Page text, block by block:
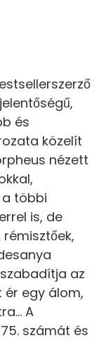
és
közelít
nézett
többi
is, de
az
ér egy álom,
A
számát és